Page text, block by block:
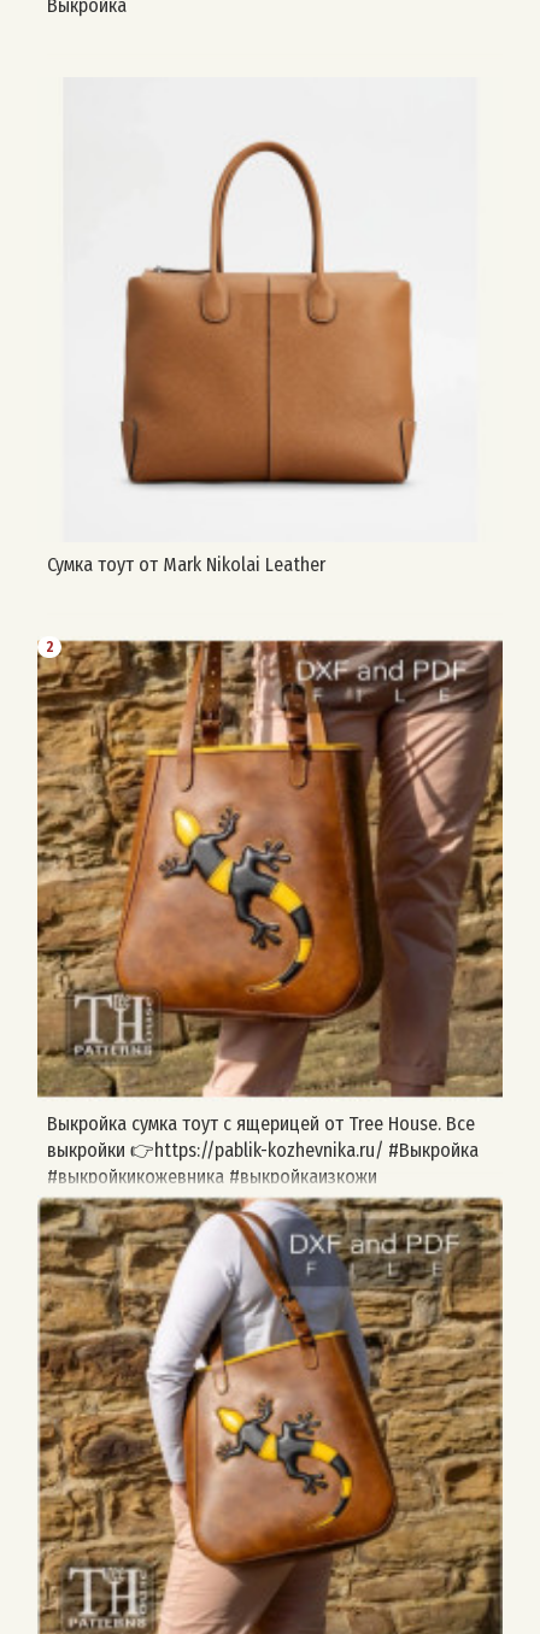
Выкройка
Сумка тоут от Mark Nikolai Leather
2
Выкройка сумка тоут с ящерицей от Tree House. Все
выкройки 👉https://pablik-kozhevnika.ru/ #Выкройка
#выкройкикожевника #выкройкаизкожи
#натуральнаякожа #изделияизкожи #leathercraft
#leather #pablikkozhevnika #выкройкиизкожи
#выкройки